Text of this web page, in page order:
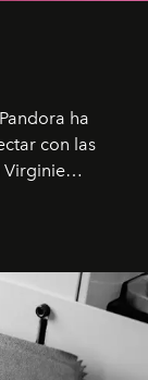
ha
con las
Virginie
valor